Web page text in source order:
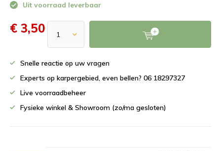
Uit voorraad leverbaar
€ 3,50
Snelle reactie op uw vragen
Experts op karpergebied, even bellen? 06 18297327
Live voorraadbeheer
Fysieke winkel & Showroom (zo/ma gesloten)